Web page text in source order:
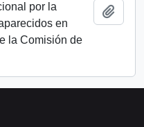
por la
en
la Comisión de